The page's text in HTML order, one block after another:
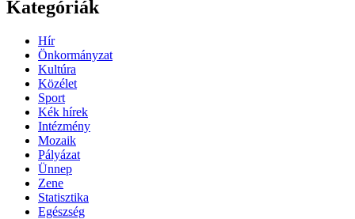
Kategóriák
Hír
Önkormányzat
Kultúra
Közélet
Sport
Kék hírek
Intézmény
Mozaik
Pályázat
Ünnep
Zene
Statisztika
Egészség